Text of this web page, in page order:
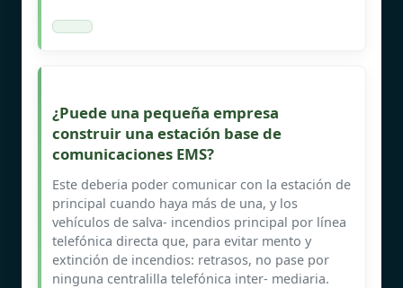
¿Puede una pequeña empresa
construir una estación base de
comunicaciones EMS?
Este deberia poder comunicar con la estación de
principal cuando haya más de una, y los
vehículos de salva- incendios principal por línea
telefónica directa que, para evitar mento y
extinción de incendios: retrasos, no pase por
ninguna centralilla telefónica inter- mediaria.